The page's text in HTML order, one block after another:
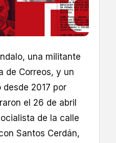
una militante
de Correos, y un
2017 por
el 26 de abril
de la calle
Santos Cerdán,